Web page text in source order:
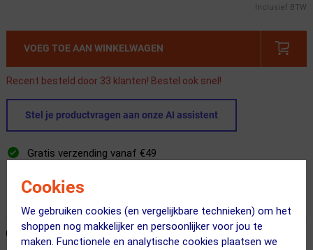
Cookies
We gebruiken cookies (en vergelijkbare technieken) om het
shoppen nog makkelijker en persoonlijker voor jou te
maken. Functionele en analytische cookies plaatsen we
Inclusief BTW
VOEG TOE AAN WINKELWAGEN
Recent besteld door 33 klanten! Bestel ook snel!
Stel je productvragen aan onze AI assistent
Gratis verzending vanaf €49
← Terug naar productnavigatie
ONZE AANBEVOLEN COMBINATIE